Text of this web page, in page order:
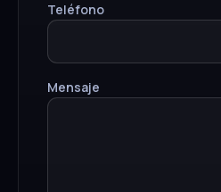
Teléfono
Mensaje